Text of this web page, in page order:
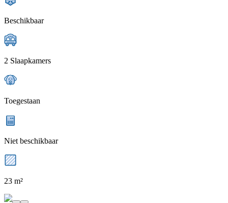
Beschikbaar
2 Slaapkamers
Toegestaan
Niet beschikbaar
23 m²